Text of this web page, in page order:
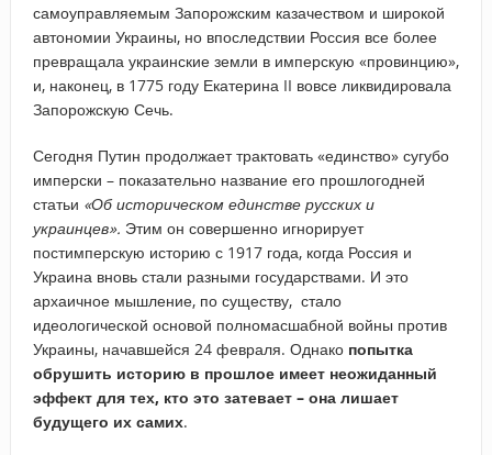
самоуправляемым Запорожским казачеством и широкой
автономии Украины, но впоследствии Россия все более
превращала украинские земли в имперскую «провинцию»,
и, наконец, в 1775 году Екатерина II вовсе ликвидировала
Запорожскую Сечь.
Сегодня Путин продолжает трактовать «единство» сугубо
имперски – показательно название его прошлогодней
статьи «Об историческом единстве русских и
украинцев». Этим он совершенно игнорирует
постимперскую историю с 1917 года, когда Россия и
Украина вновь стали разными государствами. И это
архаичное мышление, по существу, стало
идеологической основой полномасшабной войны против
Украины, начавшейся 24 февраля. Однако попытка
обрушить историю в прошлое имеет неожиданный
эффект для тех, кто это затевает – она лишает
будущего их самих.